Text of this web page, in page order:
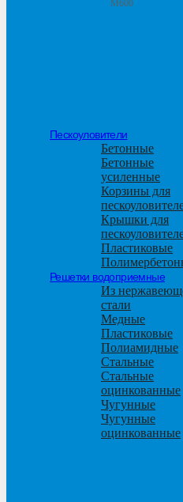
М600
Пескоуловители
Бетонные
Бетонные
усиленные
Корзины для
Крышки для
Пластиковые
Решетки водоприемные
Из
стали
Медные
Пластиковые
Полиамидные
Стальные
Стальные
оцинкованные
Чугунные
Чугунные
оцинкованные